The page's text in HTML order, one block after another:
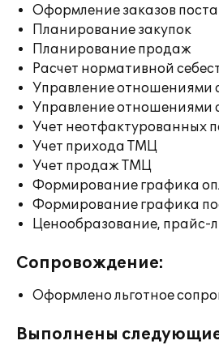
Оформление заказов
Планирование закупок
Планирование продаж
Расчет нормативной
Управление отношениями
Управление отношениями
Учет неотфактурованных
Учет прихода ТМЦ
Учет продаж ТМЦ
Формирование графика
Формирование графика
Ценообразование, прайс-
Сопровождение:
Оформлено льготное
Выполнены